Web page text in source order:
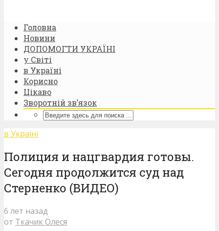
Головна
Новини
ДОПОМОГТИ УКРАЇНІ
у Світі
в Україні
Корисно
Цікаво
Зворотній зв’язок
в Україні
Полиция и нацгвардия готовы.
Сегодня продолжится суд над
Стерненко (ВИДЕО)
6 лет назад
от Ткачик Олеся